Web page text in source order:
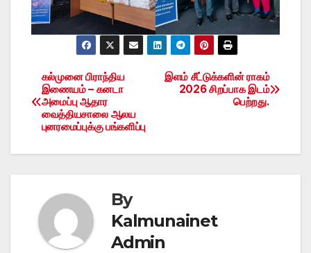
Post
navigation
இளம் சீட்டுக்களின் ராகம்
2026 சிறப்பாக இடம்
பெற்றது.
கல்முனை பிராந்திய
இணையம் – கனடா
அமைப்பு ஆதார
வைத்தியசாலை ஆலய
புனரமைப்புக்கு பங்களிப்பு
By
Kalmunainet
Admin